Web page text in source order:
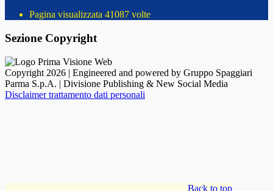
Pagina visualizzata 41087 volte
Sezione Copyright
Copyright 2026 | Engineered and powered by Gruppo Spaggiari
Parma S.p.A. | Divisione Publishing & New Social Media
Disclaimer trattamento dati personali
Back to top